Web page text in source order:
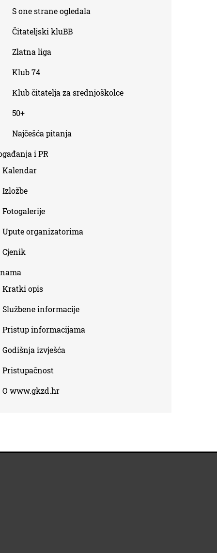
S one strane ogledala
Čitateljski kluBB
Zlatna liga
Klub 74
Klub čitatelja za srednjoškolce
50+
Najčešća pitanja
i PR
Kalendar
Izložbe
Fotogalerije
Upute organizatorima
Cjenik
Kratki opis
Službene informacije
Pristup informacijama
Godišnja izvješća
Pristupačnost
O www.gkzd.hr